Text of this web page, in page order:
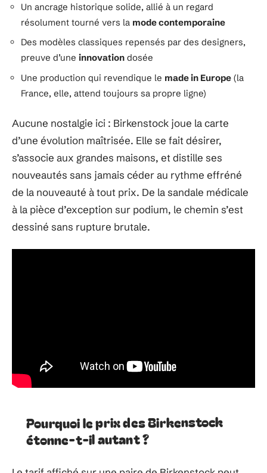
Un ancrage historique solide, allié à un regard
résolument tourné vers la mode contemporaine
Des modèles classiques repensés par des designers,
preuve d’une innovation dosée
Une production qui revendique le made in Europe (la
France, elle, attend toujours sa propre ligne)
Aucune nostalgie ici : Birkenstock joue la carte
d’une évolution maîtrisée. Elle se fait désirer,
s’associe aux grandes maisons, et distille ses
nouveautés sans jamais céder au rythme effréné
de la nouveauté à tout prix. De la sandale médicale
à la pièce d’exception sur podium, le chemin s’est
dessiné sans rupture brutale.
Pourquoi le prix des Birkenstock
étonne-t-il autant ?